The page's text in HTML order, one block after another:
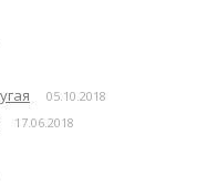
05.10.2018
17.06.2018